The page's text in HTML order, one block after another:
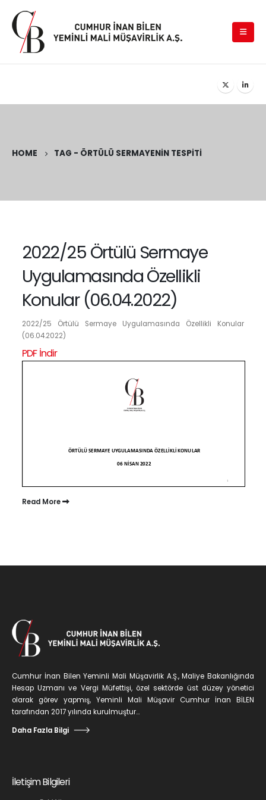
HOME TAG - ÖRTÜLÜ SERMAYENIN TESPITI
2022/25 Örtülü Sermaye
Uygulamasında Özellikli
Konular (06.04.2022)
2022/25 Örtülü Sermaye Uygulamasında Özellikli Konular
(06.04.2022)
PDF İndir
Read More
Cumhur İnan Bilen Yeminli Mali Müşavirlik A.Ş., Maliye Bakanlığında
Hesap Uzmanı ve Vergi Müfettişi, özel sektörde üst düzey yönetici
olarak görev yapmış, Yeminli Mali Müşavir Cumhur İnan BİLEN
tarafından 2017 yılında kurulmuştur...
Daha Fazla Bilgi
İletişim Bilgileri